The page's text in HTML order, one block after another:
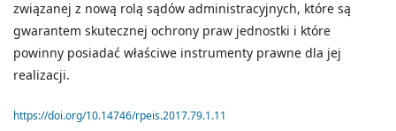
związanej z nową rolą sądów administracyjnych, które są
gwarantem skutecznej ochrony praw jednostki i które
powinny posiadać właściwe instrumenty prawne dla jej
realizacji.
https://doi.org/10.14746/rpeis.2017.79.1.11